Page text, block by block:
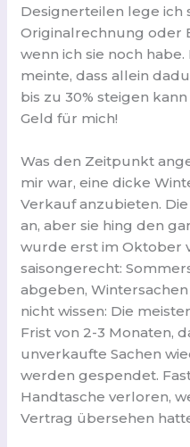
Designerteilen lege ich
Originalrechnung oder
wenn ich sie noch
meinte, dass allein
bis zu 30% steigen
Geld für mich!
Was den Zeitpunkt
mir war, eine dicke
Verkauf anzubieten.
an, aber sie hing den
wurde erst im Oktober
saisongerecht:
abgeben,
nicht wissen: Die
Frist von 2-3 Monaten,
unverkaufte Sachen
werden gespendet.
Handtasche verloren,
Vertrag übersehen